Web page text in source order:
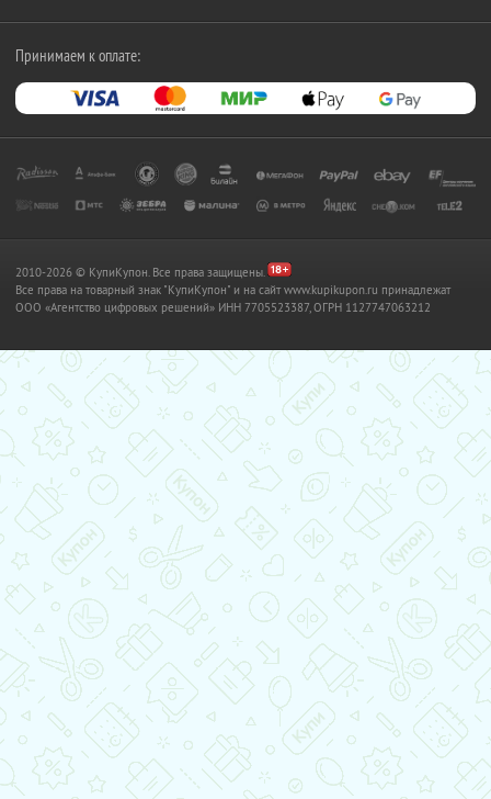
Принимаем к оплате:
2010-2026 © КупиКупон. Все права защищены.
Все права на товарный знак "КупиКупон" и на сайт www.kupikupon.ru принадлежат
OOO «Агентство цифровых решений» ИНН 7705523387, ОГРН 1127747063212